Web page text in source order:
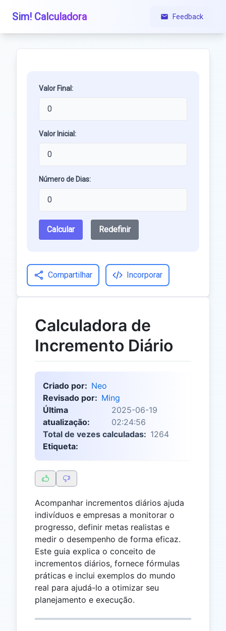
Sim! Calculadora Feedback
Valor Final:
Valor Inicial:
Número de Dias:
Calcular Redefinir
Compartilhar Incorporar
Calculadora de
Incremento Diário
Criado por: Neo
Revisado por: Ming
Última
atualização:
2025-06-19
02:24:56
Total de vezes calculadas: 1264
Etiqueta:
Acompanhar incrementos diários ajuda
indivíduos e empresas a monitorar o
progresso, definir metas realistas e
medir o desempenho de forma eficaz.
Este guia explica o conceito de
incrementos diários, fornece fórmulas
práticas e inclui exemplos do mundo
real para ajudá-lo a otimizar seu
planejamento e execução.